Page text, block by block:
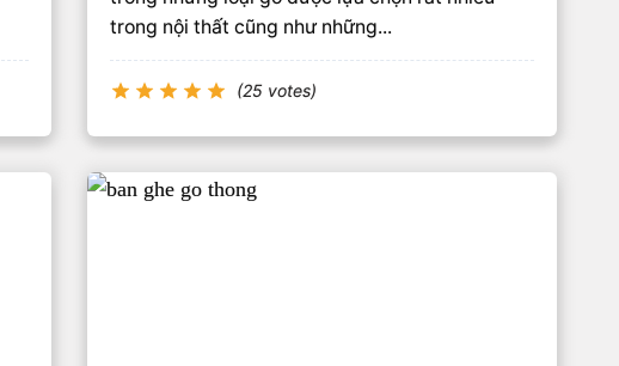
trong nội thất cũng như những...
(25 votes)